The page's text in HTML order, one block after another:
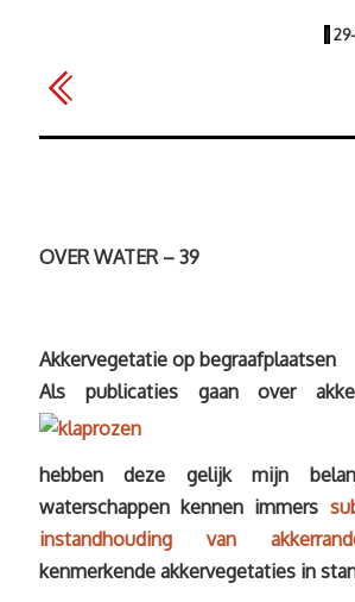
|
OVER WATER – 39
Akkervegetatie op begraafplaatsen
Als publicaties gaan over
hebben deze gelijk mijn
waterschappen kennen immers
instandhouding van
kenmerkende akkervegetaties in